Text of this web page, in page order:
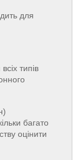
для
типів
багато
оцінити